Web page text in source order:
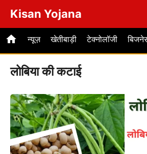
content
Kisan Yojana
न्यूज़ खेतीबाड़ी टेक्नोलॉजी
लोबिया की कटाई